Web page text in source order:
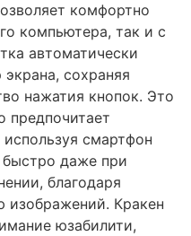
комфортно
компьютера, так и с
автоматически
сохраняя
нажатия кнопок. Это
предпочитает
смартфон
быстро даже при
благодаря
изображений. Кракен
юзабилити,